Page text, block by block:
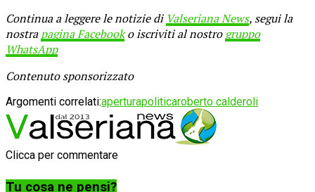
Continua a leggere le notizie di Valseriana News, segui la
nostrapagina Facebooko iscriviti al nostrogruppo
WhatsApp
Contenuto sponsorizzato
Argomenti correlati:aperturapoliticaroberto calderoli
Clicca per commentare
Tu cosa ne pensi?